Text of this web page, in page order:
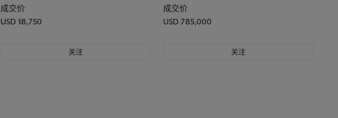
成交价
USD 18,750
关注
成交价
USD 785,000
关注